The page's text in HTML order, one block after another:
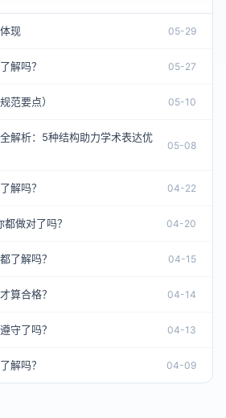
现 05-29
解吗？ 05-27
范要点） 05-10
解析：5种结构助力学术表达优
05-08
解吗？ 04-22
做对了吗？ 04-20
了解吗？ 04-15
算合格？ 04-14
守了吗？ 04-13
解吗？ 04-09